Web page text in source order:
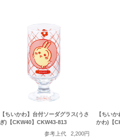
【ちいかわ】台付ソーダグラス(うさ
ぎ)【CKW40】CKW43-813
参考上代
2,200円
【ちい
かわ)【